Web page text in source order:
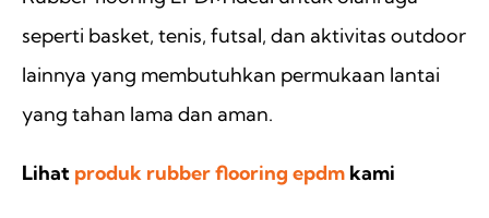
seperti basket, tenis, futsal, dan aktivitas outdoor
lainnya yang membutuhkan permukaan lantai
yang tahan lama dan aman.
Lihat produk rubber flooring epdm kami